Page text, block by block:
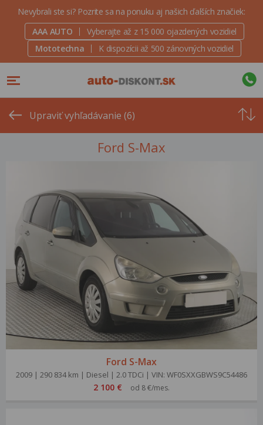
Nevybrali ste si? Pozrite sa na ponuku aj našich ďalších značiek:
AAA AUTO
Vyberajte až z 15 000 ojazdených vozidiel
Mototechna
K dispozícii až 500 zánovných vozidiel
Upraviť vyhľadávanie (6)
ceny
Ford S-Max
Ford S-Max
2009 | 290 834 km | Diesel | 2.0 TDCi | VIN: WF0SXXGBWS9C54486
2 100 € od 8 €/mes.